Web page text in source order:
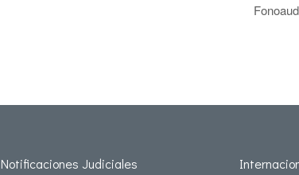
Notificaciones Judiciales